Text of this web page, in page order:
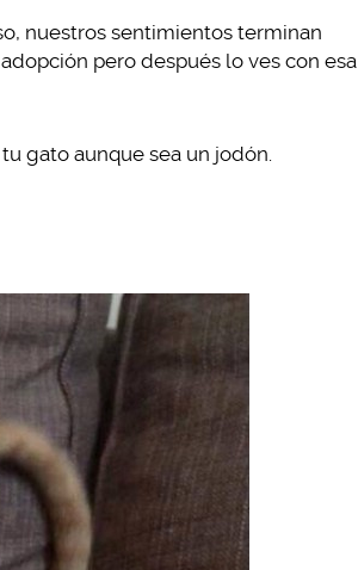
nuestros sentimientos terminan
pero después lo ves con esa
gato aunque sea un jodón.